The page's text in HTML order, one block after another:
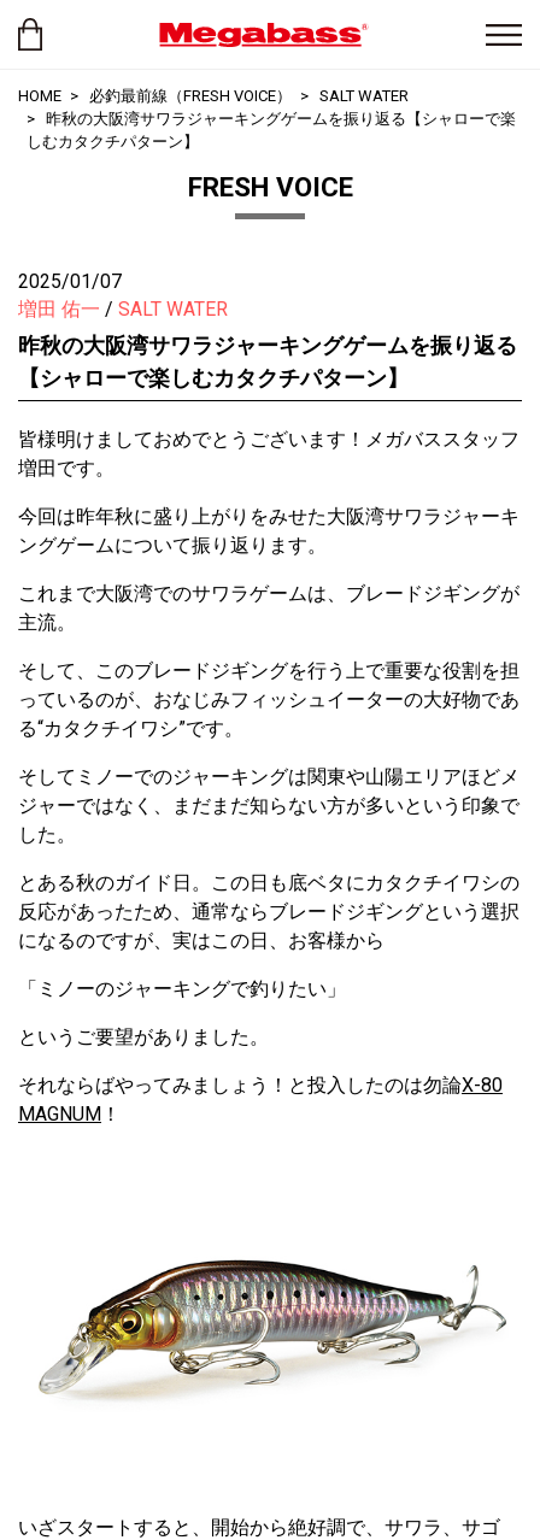
HOME 必釣最前線（FRESH VOICE）
SALT WATER
昨秋の大阪湾サワラジャーキングゲームを振り返る【シャローで楽
しむカタクチパターン】
FRESH VOICE
2025/01/07
増田 佑一
SALT WATER
昨秋の大阪湾サワラジャーキングゲームを振り返る
【シャローで楽しむカタクチパターン】
皆様明けましておめでとうございます！メガバススタッフ
増田です。
今回は昨年秋に盛り上がりをみせた大阪湾サワラジャーキ
ングゲームについて振り返ります。
これまで大阪湾でのサワラゲームは、ブレードジギングが
主流。
そして、このブレードジギングを行う上で重要な役割を担
っているのが、おなじみフィッシュイーターの大好物であ
る“カタクチイワシ”です。
そしてミノーでのジャーキングは関東や山陽エリアほどメ
ジャーではなく、まだまだ知らない方が多いという印象で
した。
とある秋のガイド日。この日も底ベタにカタクチイワシの
反応があったため、通常ならブレードジギングという選択
になるのですが、実はこの日、お客様から
「ミノーのジャーキングで釣りたい」
というご要望がありました。
それならばやってみましょう！と投入したのは勿論X-80
MAGNUM ！
いざスタートすると、開始から絶好調で、サワラ、サゴ